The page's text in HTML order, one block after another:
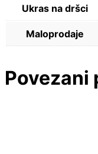
Ukras na dršci
Maloprodaje
Povezani